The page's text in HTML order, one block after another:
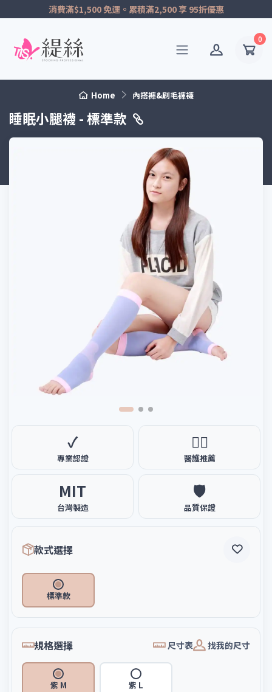
消費滿$1,500 免運。累積滿2,500 享 95折優惠
0
Home 內搭褲&刷毛褲襪
睡眠小腿襪 - 標準款
✓
專業認證
🧑‍⚕️
醫護推薦
MIT
台灣製造
🛡️
品質保證
款式選擇
標準款
規格選擇 尺寸表 找我的尺寸
紫 M 紫 L